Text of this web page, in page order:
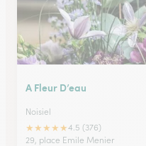
A Fleur D’eau
Noisiel
★★★★★4.5 (376)
29, place Emile Menier